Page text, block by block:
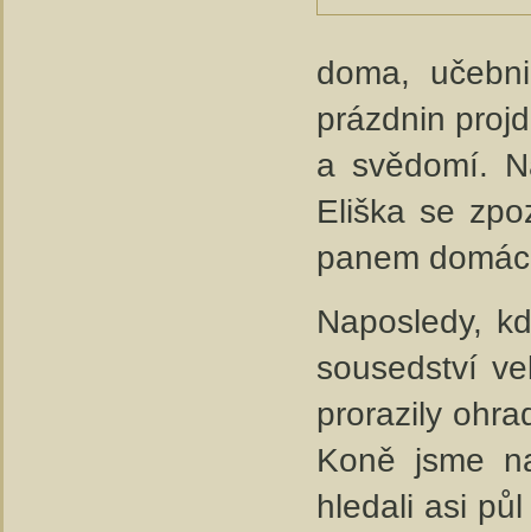
doma,
prázdnin
a svědomí.
Eliška se
panem
Naposledy,
sousedství
prorazily
Koně jsme
hledali asi